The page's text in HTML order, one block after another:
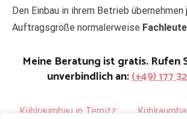
Den Einbau in ihrem Betrieb übernehmen
Auftragsgröße normalerweise
Meine Beratung ist gratis. Rufen
unverbindlich an:(+49) 177
Kühlraumbau in Ternitz